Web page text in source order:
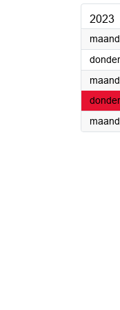
2023